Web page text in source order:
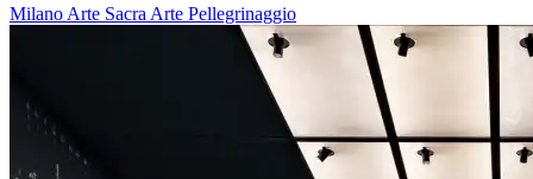
Milano Arte Sacra Arte Pellegrinaggio